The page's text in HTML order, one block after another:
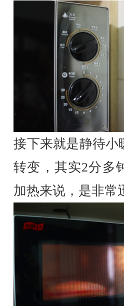
接下来就是静待小
转变，其实2分多
加热来说，是非常